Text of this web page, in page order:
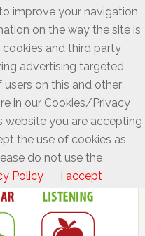
improve your navigation
on the way the site is
and third party
advertising targeted
on this and other
in our Cookies/Privacy
website you are accepting
the use of cookies as
do not use the
Policy I accept